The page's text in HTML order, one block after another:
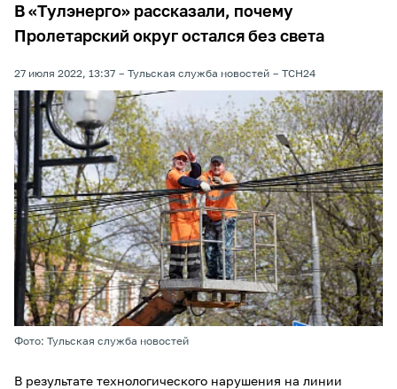
В «Тулэнерго» рассказали, почему
Пролетарский округ остался без света
27 июля 2022, 13:37 Тульская служба новостей ТСН24
Фото: Тульская служба новостей
В результате технологического нарушения на линии